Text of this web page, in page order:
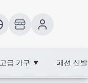
고급 가구 ▼ 패션 신